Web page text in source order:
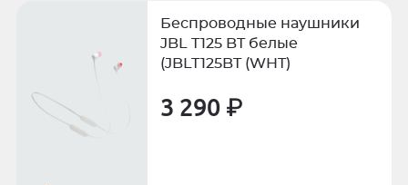
Беспроводные наушники
JBL T125 BT белые
(JBLT125BT (WHT)
3 290 ₽
Отправить код по СМС
сек.